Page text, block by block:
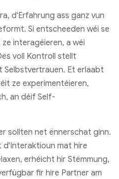
d'Erfahrung ass ganz vun
Si entscheeden wéi se
interagéieren, a wéi
voll Kontroll stellt
Selbstvertrauen. Et erlaabt
ze experimentéieren,
an déif Self-
sollten net ënnerschat ginn.
d'Interaktioun mat hire
erhéicht hir Stëmmung,
fir hire Partner am